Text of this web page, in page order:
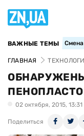
ВАЖНЫЕ ТЕМЫ Смена
ГЛАВНАЯ
02 октября, 2015, 13:31
Поделиться